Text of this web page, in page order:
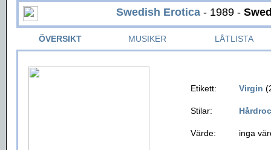
Swedish Erotica- 1989 -
ÖVERSIKT MUSIKER LÅTLISTA
Etikett: Virgin
Stilar:
Värde: inga